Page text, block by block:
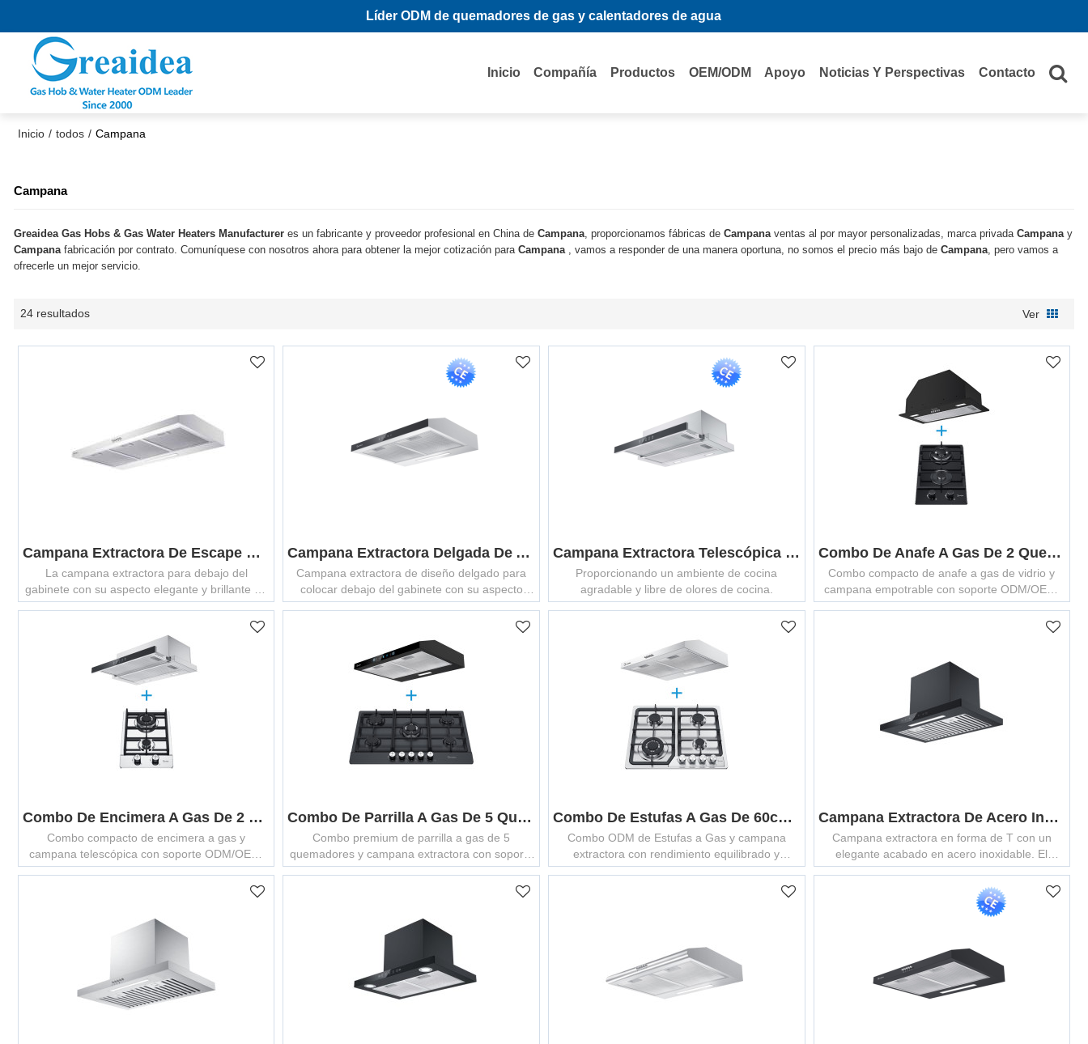
Líder ODM de quemadores de gas y calentadores de agua
Inicio Compañía Productos OEM/ODM Apoyo Noticias Y Perspectivas Contacto
Inicio / todos / Campana
Campana
Greaidea Gas Hobs & Gas Water Heaters Manufactureres un fabricante y proveedor profesional en China de Campana, proporcionamos fábricas de Campanaventas al por mayor personalizadas, marca privada Campanay
Campanafabricación por contrato. Comuníquese con nosotros ahora para obtener la mejor cotización para Campana, vamos a responder de una manera oportuna, no somos el precio más bajo de Campana, pero vamos a
ofrecerle un mejor servicio.
24 resultados Ver
Campana Extractora De Escape Delgada De Acero Inoxidable MCHS-600S
La campana extractora para debajo del
gabinete con su aspecto elegante y brillante en
acero inoxidable se puede integrar
Campana Extractora Delgada De Acero Inoxidable GCHS-600T
Campana extractora de diseño delgado para
colocar debajo del gabinete con su aspecto
elegante y brillante en acero inoxidable se
puede integrar perfectamente en cualquier
cocina.
Campana Extractora Telescópica GCHD-600/750/900TS
Proporcionando un ambiente de cocina
agradable y libre de olores de cocina.
Combo De Anafe A Gas De 2 Quemadores Y Campana Empotrable B | Set ODM Compacto De Cocina
Combo compacto de anafe a gas de vidrio y
campana empotrable con soporte ODM/OEM,
ideal para soluciones de cocina que optimizan
Combo De Encimera A Gas De 2 Quemadores Y Campana Telescópica A | Set ODM Compacto De Cocina
Combo compacto de encimera a gas y
campana telescópica con soporte ODM/OEM,
ideal para soluciones de cocina enfocadas en
Combo De Parrilla A Gas De 5 Quemadores Y Campana Extractora De 75cm D | Set ODM De Electrodomésticos De Cocina
Combo premium de parrilla a gas de 5
quemadores y campana extractora con soporte
ODM/OEM, diseñado para soluciones de cocina
Combo De Estufas A Gas De 60cm Y Campana Extractora Slim C | Set De Electrodomésticos De Cocina
Combo ODM de Estufas a Gas y campana
extractora con rendimiento equilibrado y
demanda comprobada para ventas integradas
Campana Extractora De Acero Inoxidable En Forma De T GCHT-60/75/90SB
Campana extractora en forma de T con un
elegante acabado en acero inoxidable. El
control de 3 velocidades le permite elegir
potencia de succión baja y alta.